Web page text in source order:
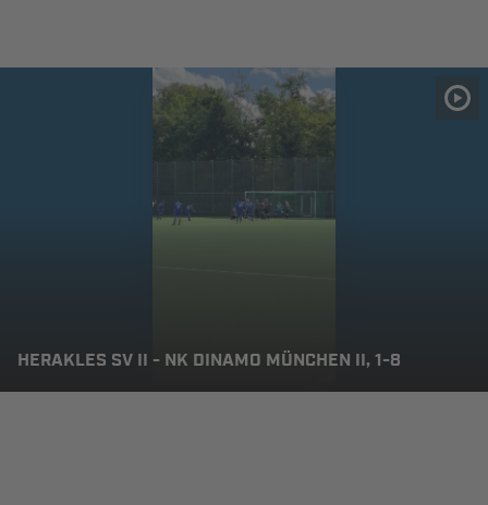
HERAKLES SV II - NK DINAMO MÜNCHEN II, 1-8